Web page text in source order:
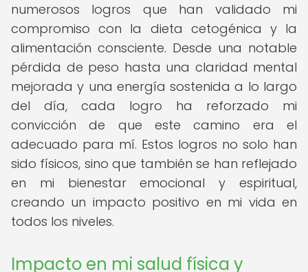
numerosos logros que han validado mi
compromiso con la dieta cetogénica y la
alimentación consciente. Desde una notable
pérdida de peso hasta una claridad mental
mejorada y una energía sostenida a lo largo
del día, cada logro ha reforzado mi
convicción de que este camino era el
adecuado para mí. Estos logros no solo han
sido físicos, sino que también se han reflejado
en mi bienestar emocional y espiritual,
creando un impacto positivo en mi vida en
todos los niveles.
Impacto en mi salud física y